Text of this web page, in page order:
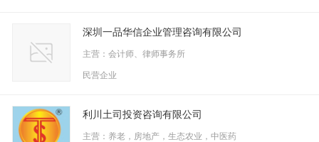
深圳一品华信企业管理咨询有限公司
主营：会计师、律师事务所
民营企业
利川土司投资咨询有限公司
主营：养老，房地产，生态农业，中医药